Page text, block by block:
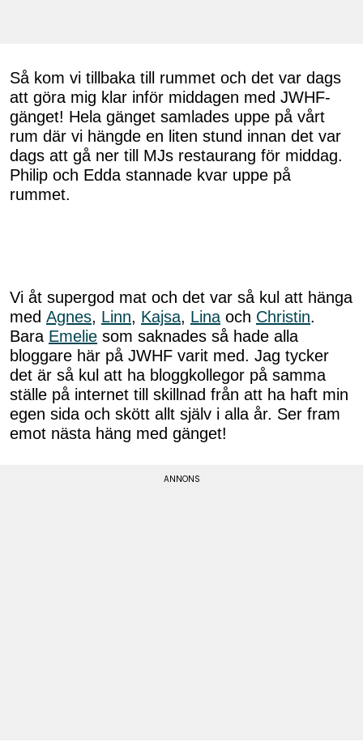
Så kom vi tillbaka till rummet och det var dags
att göra mig klar inför middagen med JWHF-
gänget! Hela gänget samlades uppe på vårt
rum där vi hängde en liten stund innan det var
dags att gå ner till MJs restaurang för middag.
Philip och Edda stannade kvar uppe på
rummet.
Vi åt supergod mat och det var så kul att hänga
med Agnes, Linn, Kajsa, Lina och Christin.
Bara Emelie som saknades så hade alla
bloggare här på JWHF varit med. Jag tycker
det är så kul att ha bloggkollegor på samma
ställe på internet till skillnad från att ha haft min
egen sida och skött allt själv i alla år. Ser fram
emot nästa häng med gänget!